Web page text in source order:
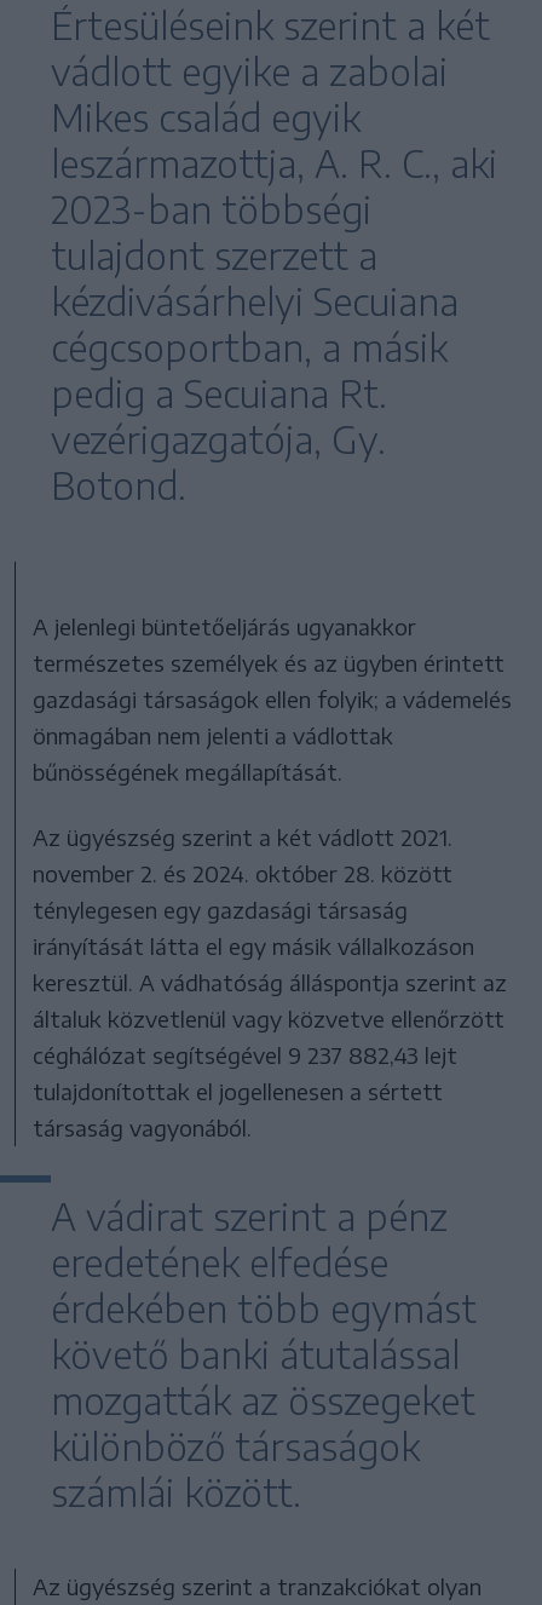
Értesüléseink szerint a két
vádlott egyike a zabolai
Mikes család egyik
leszármazottja, A. R. C., aki
2023-ban többségi
tulajdont szerzett a
kézdivásárhelyi Secuiana
cégcsoportban, a másik
pedig a Secuiana Rt.
vezérigazgatója, Gy.
Botond.
A jelenlegi büntetőeljárás ugyanakkor
természetes személyek és az ügyben érintett
gazdasági társaságok ellen folyik; a vádemelés
önmagában nem jelenti a vádlottak
bűnösségének megállapítását.
Az ügyészség szerint a két vádlott 2021.
november 2. és 2024. október 28. között
ténylegesen egy gazdasági társaság
irányítását látta el egy másik vállalkozáson
keresztül. A vádhatóság álláspontja szerint az
általuk közvetlenül vagy közvetve ellenőrzött
céghálózat segítségével 9 237 882,43 lejt
tulajdonítottak el jogellenesen a sértett
társaság vagyonából.
A vádirat szerint a pénz
eredetének elfedése
érdekében több egymást
követő banki átutalással
mozgatták az összegeket
különböző társaságok
számlái között.
Az ügyészség szerint a tranzakciókat olyan